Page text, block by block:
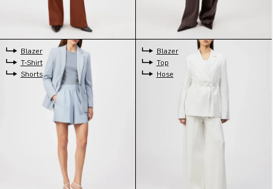
Blazer
T-Shirt
Shorts
Blazer
Top
Hose